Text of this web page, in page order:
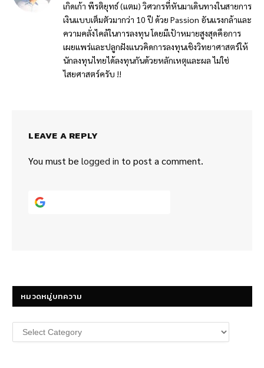
เกิดเก้า พีรติยุทธ์ (แตม) วิศวกรที่หันมาเดินทางในสายการ
เงินแบบเต็มตัวมากว่า 10 ปี ด้วย Passion อันแรงกล้าและ
ความคลั่งไคล้ในการลงทุน โดยมีเป้าหมายสูงสุดคือการ
เผยแพร่และปลูกฝังแนวคิดการลงทุนเชิงวิทยาศาสตร์ให้
นักลงทุนไทยได้ลงทุนกันด้วยหลักเหตุและผล ไม่ใช่
ไสยศาสตร์ครับ !!
LEAVE A REPLY
You must be logged in to post a comment.
หมวดหมู่บทความ
หมวด
หมู่